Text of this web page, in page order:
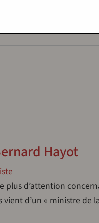
article
a imposé à
Hayot
plus d’attention
d’un « ministre de